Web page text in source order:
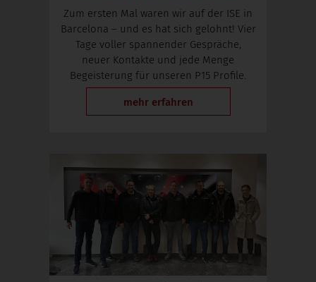
Zum ersten Mal waren wir auf der ISE in
Barcelona – und es hat sich gelohnt! Vier
Tage voller spannender Gespräche,
neuer Kontakte und jede Menge
Begeisterung für unseren P15 Profile.
mehr erfahren